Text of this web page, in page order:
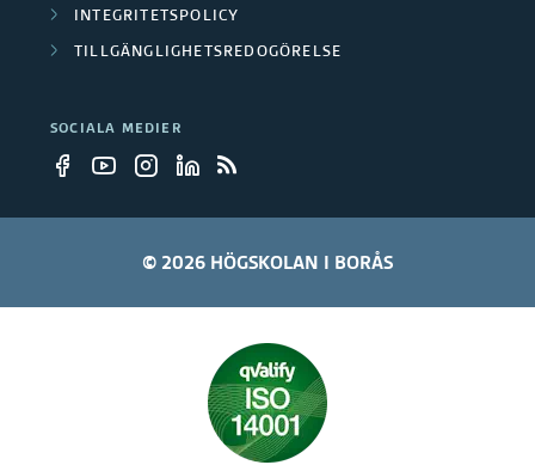
INTEGRITETSPOLICY
TILLGÄNGLIGHETSREDOGÖRELSE
SOCIALA MEDIER
© 2026 HÖGSKOLAN I BORÅS